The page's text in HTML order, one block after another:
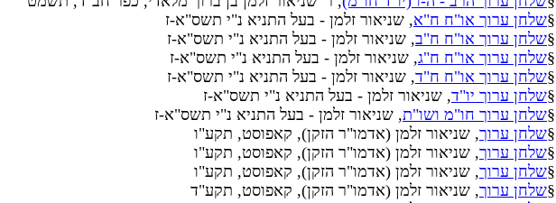
§שלחן ערוך או"ח ח"א, שניאור זלמן - בעל התניא נ"י תשס"א-ז
§שלחן ערוך או"ח ח"ב, שניאור זלמן - בעל התניא נ"י תשס"א-ז
§שלחן ערוך או"ח ח"ג, שניאור זלמן - בעל התניא נ"י תשס"א-ז
§שלחן ערוך או"ח ח"ד, שניאור זלמן - בעל התניא נ"י תשס"א-ז
§שלחן ערוך יו"ד, שניאור זלמן - בעל התניא נ"י תשס"א-ז
§שלחן ערוך חו"מ ושו"ת, שניאור זלמן - בעל התניא נ"י תשס"א-ז
§שלחן ערוך, שניאור זלמן (אדמו"ר הזקן), קאפוסט, תקע"ו
§שלחן ערוך, שניאור זלמן (אדמו"ר הזקן), קאפוסט, תקע"ו
§שלחן ערוך, שניאור זלמן (אדמו"ר הזקן), קאפוסט, תקע"ו
§שלחן ערוך, שניאור זלמן (אדמו"ר הזקן), קאפוסט, תקע"ד